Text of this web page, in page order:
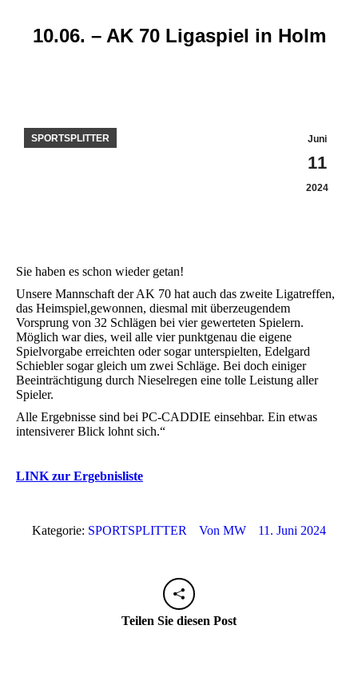
10.06. – AK 70 Ligaspiel in Holm
Juni
11
2024
SPORTSPLITTER
Sie haben es schon wieder getan!
Unsere Mannschaft der AK 70 hat auch das zweite Ligatreffen,
das Heimspiel,gewonnen, diesmal mit überzeugendem
Vorsprung von 32 Schlägen bei vier gewerteten Spielern.
Möglich war dies, weil alle vier punktgenau die eigene
Spielvorgabe erreichten oder sogar unterspielten, Edelgard
Schiebler sogar gleich um zwei Schläge. Bei doch einiger
Beeinträchtigung durch Nieselregen eine tolle Leistung aller
Spieler.
Alle Ergebnisse sind bei PC-CADDIE einsehbar. Ein etwas
intensiverer Blick lohnt sich.“
LINK zur Ergebnisliste
Kategorie: SPORTSPLITTER Von MW 11. Juni 2024
Teilen Sie diesen Post